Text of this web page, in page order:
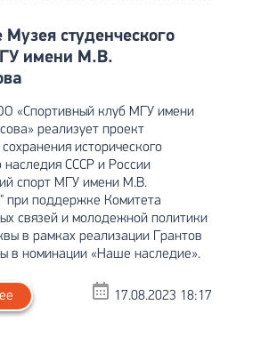
Музея студенческого
имени М.В.
«Спортивный клуб МГУ имени
реализует проект
исторического
наследия СССР и России
спорт МГУ имени М.В.
при поддержке Комитета
связей и молодежной политики
в рамках реализации Грантов
в номинации «Наше наследие».
17.08.2023 18:17